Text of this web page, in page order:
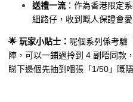
送禮一流 ：作為香港限定
細路仔，收到嘅人保證會
🌟 玩家小貼士： 呢個系列係考驗
陣，可以一鋪過拎到 4 副唔同款
睇下邊個先抽到嗰張「1/50」嘅